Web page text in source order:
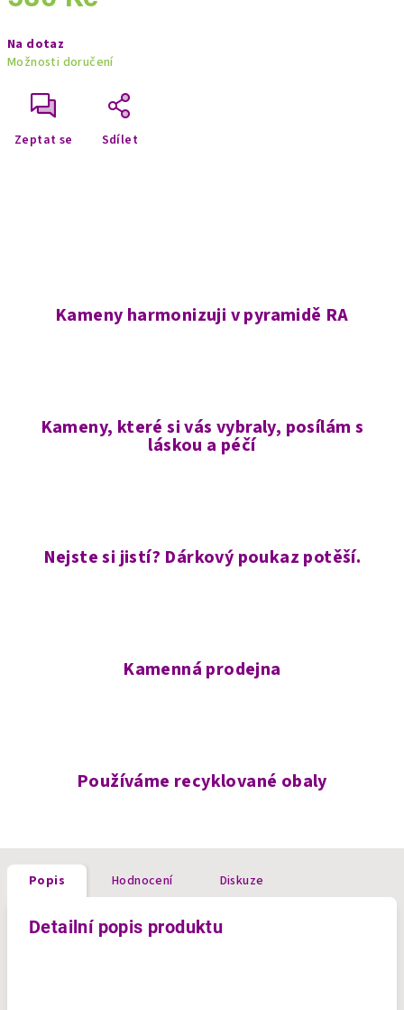
cena:
Na dotaz
Možnosti doručení
Zeptat se Sdílet
Kameny harmonizuji v pyramidě RA
Kameny, které si vás vybraly, posílám s
láskou a péčí
Nejste si jistí? Dárkový poukaz potěší.
Kamenná prodejna
Používáme recyklované obaly
Popis Hodnocení Diskuze
Detailní popis produktu